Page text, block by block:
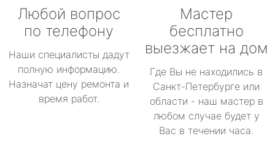
Любой вопрос
по телефону
Наши специалисты дадут
полную информацию.
Назначат цену ремонта и
время работ.
Мастер
бесплатно
выезжает на дом
Где Вы не находились в
Санкт-Петербурге или
области - наш мастер в
любом случае будет у
Вас в течении часа.